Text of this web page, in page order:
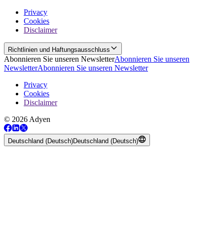
Privacy
Cookies
Disclaimer
Richtlinien und Haftungsausschluss
Abonnieren Sie unseren NewsletterAbonnieren Sie unseren
NewsletterAbonnieren Sie unseren Newsletter
Privacy
Cookies
Disclaimer
© 2026 Adyen
Deutschland (Deutsch)Deutschland (Deutsch)